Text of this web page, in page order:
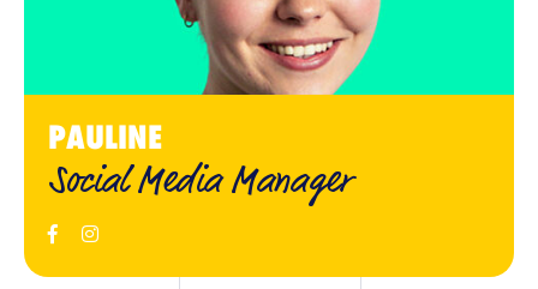
PAULINE
Social Media Manager